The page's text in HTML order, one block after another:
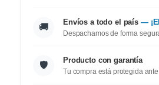
🚚 Envíos a todo el país —
Despachamos de forma
🛡️ Producto con garantía
Tu compra está protegida